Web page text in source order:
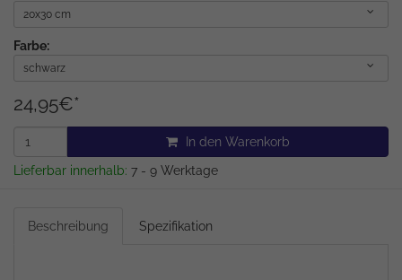
20x30 cm
Farbe:
schwarz
24,95€*
In den Warenkorb
Lieferbar innerhalb: 7 - 9 Werktage
Beschreibung Spezifikation